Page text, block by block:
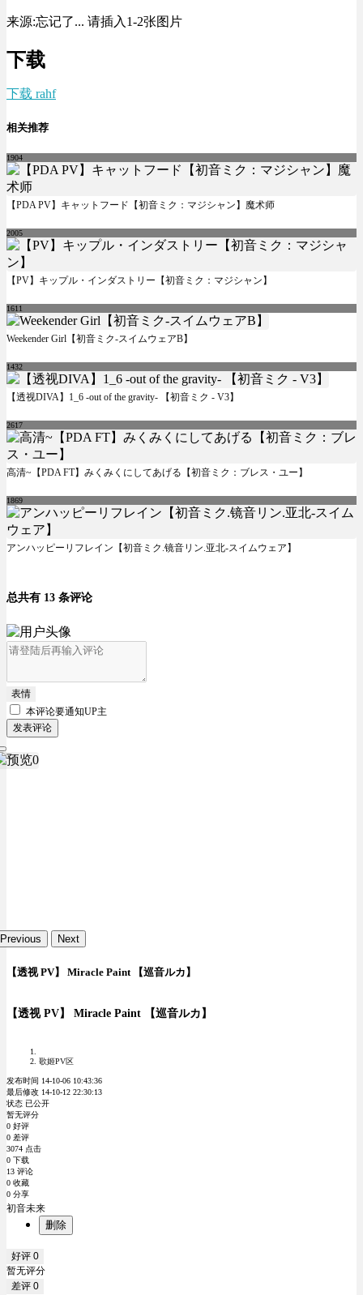
来源:忘记了... 请插入1-2张图片
下载
下载 rahf
相关推荐
1904
【PDA PV】キャットフード【初音ミク：マジシャン】魔术师
2005
【PV】キップル・インダストリー【初音ミク：マジシャン】
1611
Weekender Girl【初音ミク-スイムウェアB】
1432
【透视DIVA】1_6 -out of the gravity- 【初音ミク - V3】
2617
高清~【PDA FT】みくみくにしてあげる【初音ミク：ブレス・ユー】
1869
アンハッピーリフレイン【初音ミク.镜音リン.亚北-スイムウェア】
总共有 13 条评论
表情
本评论要通知UP主
发表评论
Previous Next
【透视 PV】 Miracle Paint 【巡音ルカ】
【透视 PV】 Miracle Paint 【巡音ルカ】
歌姬PV区
发布时间 14-10-06 10:43:36
最后修改 14-10-12 22:30:13
状态 已公开
暂无评分
0 好评
0 差评
3074 点击
0 下载
13 评论
0 收藏
0 分享
初音未来
删除
好评 0
暂无评分
差评 0